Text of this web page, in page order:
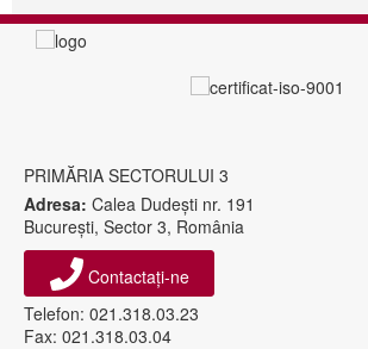
PRIMĂRIA SECTORULUI 3
Adresa: Calea Dudeşti nr. 191
Bucureşti, Sector 3, România
Contactați-ne
Telefon: 021.318.03.23
Fax: 021.318.03.04